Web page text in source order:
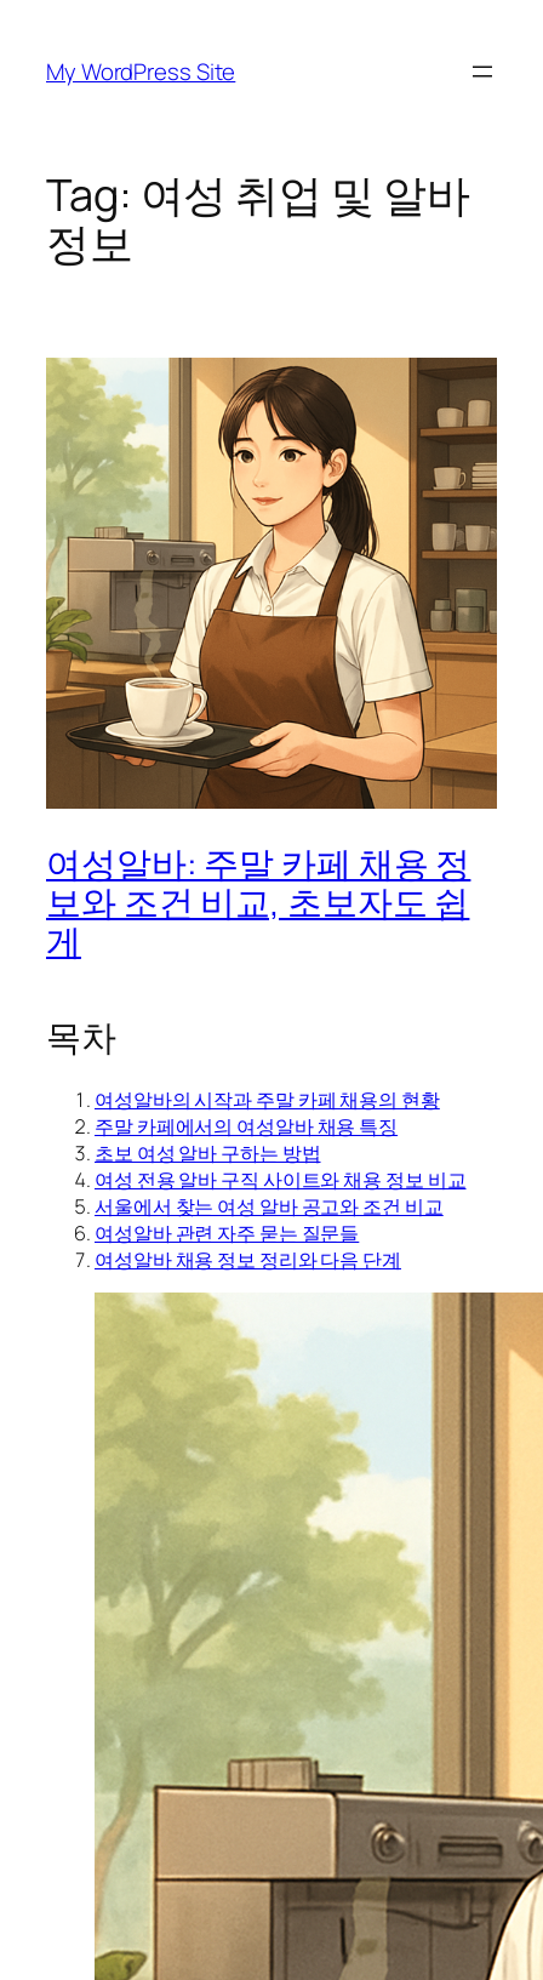
content
My WordPress Site
Tag: 여성 취업 및 알바
정보
여성알바: 주말 카페 채용 정
보와 조건 비교, 초보자도 쉽
게
목차
여성알바의 시작과 주말 카페 채용의 현황
주말 카페에서의 여성알바 채용 특징
초보 여성 알바 구하는 방법
여성 전용 알바 구직 사이트와 채용 정보 비교
서울에서 찾는 여성 알바 공고와 조건 비교
여성알바 관련 자주 묻는 질문들
여성알바 채용 정보 정리와 다음 단계